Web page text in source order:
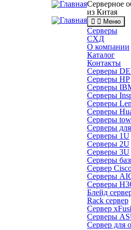
Серверное
из Китая
Меню
Серверы
СХД
О компании
Каталог
Контакты
Серверы
Серверы HP
Серверы
Серверы
Серверы
Серверы
Серверы
Серверы
Серверы 1U
Серверы 2U
Серверы 3U
Серверы
Сервер
Серверы
Серверы
Блейд
Rack сервер
Сервер
Серверы
Сервер для